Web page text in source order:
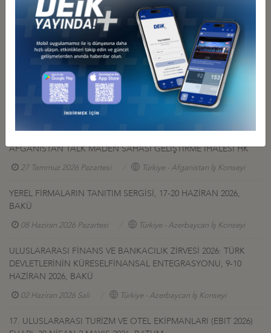
FUAR TANITIM SUNUMU
Diğer Duyurular
GÜRCİSTAN YATIRIM PROJELERİ HK.
AFGANİSTAN TALK MADEN SAHASI GELİŞTİRME İHALESİ HK
27 Temmuz 2026 Pazartesi Türkiye - Afganistan İş Konseyi
YEREL FİRMALARIN TANITIM SERGİSİ, 17-20 HAZİRAN 2026,
BAKÜ
08 Haziran 2026 Pazartesi Türkiye - Azerbaycan İş Konseyi
ULUSLARARASI FİNANS VE BANKACILIK ZİRVESİ 2026: TÜRK
DEVLETLERİNİN KÜRESELFİNANSAL ENTEGRASYONU, 9-10
HAZİRAN 2026, BAKÜ
02 Haziran 2026 Salı Türkiye - Azerbaycan İş Konseyi
17. ULUSLARARASI TURİZM VE OTEL EKİPMANLARI (EBIT 2026)